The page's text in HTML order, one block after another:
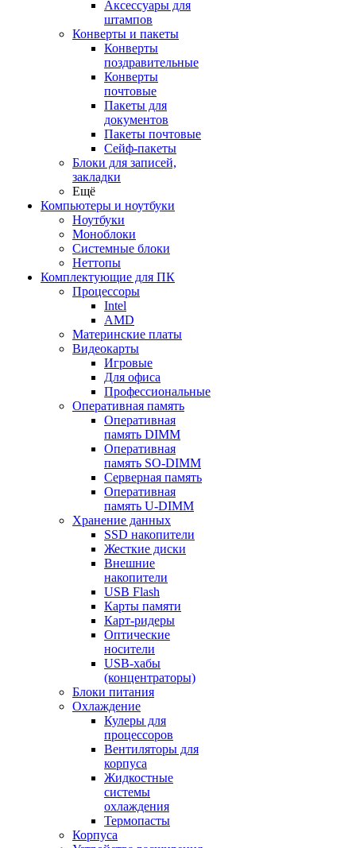
Аксессуары для
штампов
Конверты и пакеты
Конверты
поздравительные
Конверты
почтовые
Пакеты для
документов
Пакеты почтовые
Сейф-пакеты
Блоки для записей,
закладки
Ещё
Компьютеры и ноутбуки
Ноутбуки
Моноблоки
Системные блоки
Неттопы
Комплектующие для ПК
Процессоры
Intel
AMD
Материнские платы
Видеокарты
Игровые
Для офиса
Профессиональные
Оперативная память
Оперативная
память DIMM
Оперативная
память SO-DIMM
Серверная память
Оперативная
память U-DIMM
Хранение данных
SSD накопители
Жесткие диски
Внешние
накопители
USB Flash
Карты памяти
Карт-ридеры
Оптические
носители
USB-хабы
(концентраторы)
Блоки питания
Охлаждение
Кулеры для
процессоров
Вентиляторы для
корпуса
Жидкостные
системы
охлаждения
Термопасты
Корпуса